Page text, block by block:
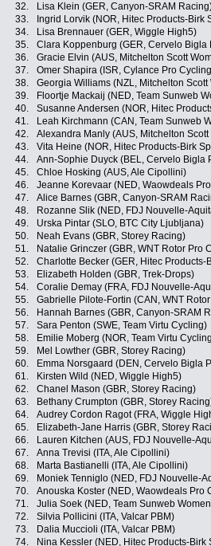
32.
Lisa Klein (GER, Canyon-SRAM
33.
Ingrid Lorvik (NOR, Hitec Products-Birk
34.
Lisa Brennauer (GER, Wiggle High5)
35.
Clara Koppenburg (GER, Cervelo Bigla
36.
Gracie Elvin (AUS, Mitchelton Scott
37.
Omer Shapira (ISR, Cylance Pro
38.
Georgia Williams (NZL, Mitchelton Scott
39.
Floortje Mackaij (NED, Team Sunweb
40.
Susanne Andersen (NOR, Hitec
41.
Leah Kirchmann (CAN, Team Sunweb
42.
Alexandra Manly (AUS, Mitchelton Scott
43.
Vita Heine (NOR, Hitec Products-Birk
44.
Ann-Sophie Duyck (BEL, Cervelo Bigla
45.
Chloe Hosking (AUS, Ale Cipollini)
46.
Jeanne Korevaar (NED, Waowdeals
47.
Alice Barnes (GBR, Canyon-SRAM
48.
Rozanne Slik (NED, FDJ Nouvelle-
49.
Urska Pintar (SLO, BTC City Ljubljana)
50.
Neah Evans (GBR, Storey Racing)
51.
Natalie Grinczer (GBR, WNT Rotor Pro
52.
Charlotte Becker (GER, Hitec Products-
53.
Elizabeth Holden (GBR, Trek-Drops)
54.
Coralie Demay (FRA, FDJ Nouvelle-
55.
Gabrielle Pilote-Fortin (CAN, WNT
56.
Hannah Barnes (GBR, Canyon-SRAM
57.
Sara Penton (SWE, Team Virtu Cycling)
58.
Emilie Moberg (NOR, Team Virtu
59.
Mel Lowther (GBR, Storey Racing)
60.
Emma Norsgaard (DEN, Cervelo Bigla
61.
Kirsten Wild (NED, Wiggle High5)
62.
Chanel Mason (GBR, Storey Racing)
63.
Bethany Crumpton (GBR, Storey
64.
Audrey Cordon Ragot (FRA, Wiggle
65.
Elizabeth-Jane Harris (GBR, Storey
66.
Lauren Kitchen (AUS, FDJ Nouvelle-
67.
Anna Trevisi (ITA, Ale Cipollini)
68.
Marta Bastianelli (ITA, Ale Cipollini)
69.
Moniek Tenniglo (NED, FDJ Nouvelle-
70.
Anouska Koster (NED, Waowdeals Pro
71.
Julia Soek (NED, Team Sunweb
72.
Silvia Pollicini (ITA, Valcar PBM)
73.
Dalia Muccioli (ITA, Valcar PBM)
74.
Nina Kessler (NED, Hitec Products-Birk